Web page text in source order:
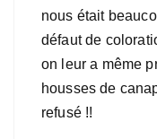
nous était
défaut de
on leur a même
housses de
refusé !!